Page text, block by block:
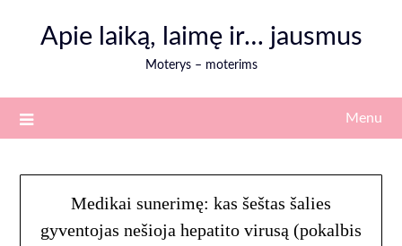
Apie laiką, laimę ir… jausmus
Moterys – moterims
Menu
Medikai sunerimę: kas šeštas šalies
gyventojas nešioja hepatito virusą (pokalbis